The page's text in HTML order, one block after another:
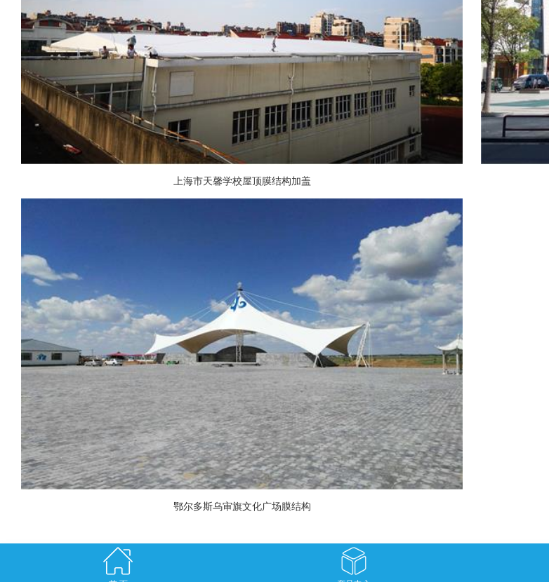
上海市天馨学校屋顶膜结构加盖
鄂尔多斯乌审旗文化广场膜结构